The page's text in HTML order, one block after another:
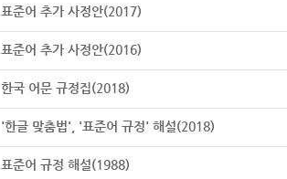
표준어 추가 사정안(2017)
표준어 추가 사정안(2016)
한국 어문 규정집(2018)
'한글 맞춤법', '표준어 규정' 해설(2018)
표준어 규정 해설(1988)